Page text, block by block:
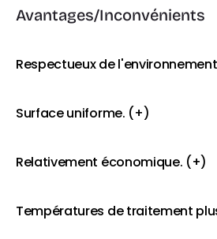
Avantages/Inconvénients
Respectueux de
Surface uniforme. (+)
Relativement économique. (+)
Températures de traitement